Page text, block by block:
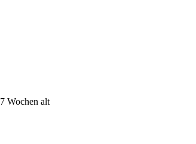
7 Wochen alt